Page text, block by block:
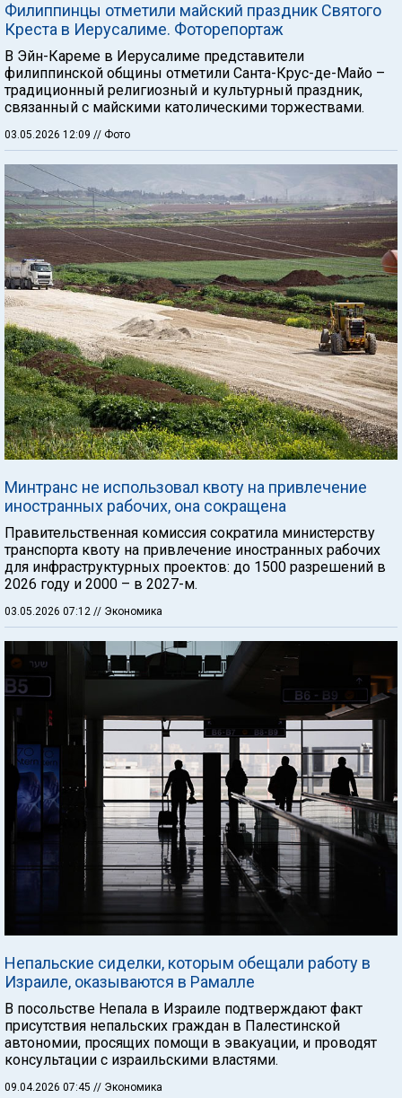
Филиппинцы отметили майский праздник Святого
Креста в Иерусалиме. Фоторепортаж
В Эйн-Кареме в Иерусалиме представители
филиппинской общины отметили Санта-Крус-де-Майо –
традиционный религиозный и культурный праздник,
связанный с майскими католическими торжествами.
03.05.2026 12:09 // Фото
Минтранс не использовал квоту на привлечение
иностранных рабочих, она сокращена
Правительственная комиссия сократила министерству
транспорта квоту на привлечение иностранных рабочих
для инфраструктурных проектов: до 1500 разрешений в
2026 году и 2000 – в 2027-м.
03.05.2026 07:12 // Экономика
Непальские сиделки, которым обещали работу в
Израиле, оказываются в Рамалле
В посольстве Непала в Израиле подтверждают факт
присутствия непальских граждан в Палестинской
автономии, просящих помощи в эвакуации, и проводят
консультации с израильскими властями.
09.04.2026 07:45 // Экономика